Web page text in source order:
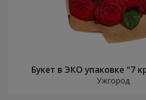
Букет в ЭКО упаковке "7
Ужгород